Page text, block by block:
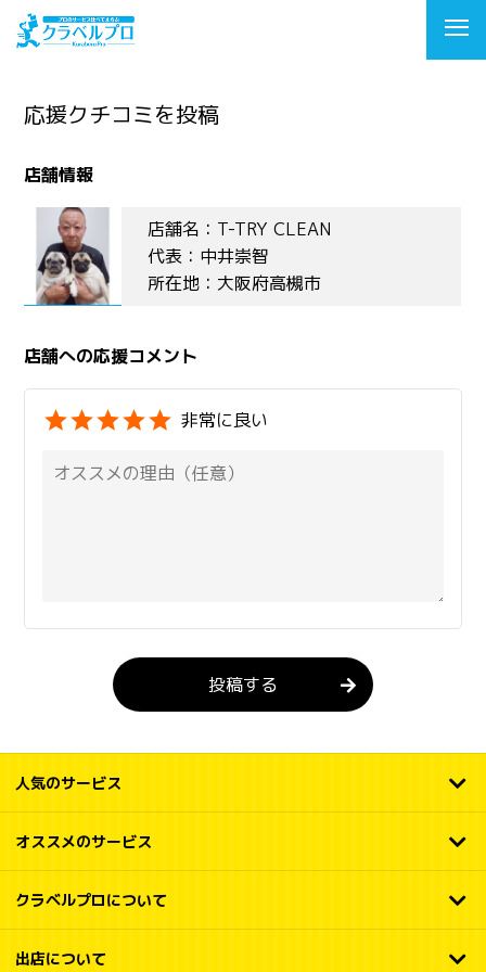
応援クチコミを投稿
店舗情報
店舗名：T-TRY CLEAN
代表：中井崇智
所在地：大阪府高槻市
店舗への応援コメント
非常に良い
投稿する
人気のサービス
オススメのサービス
クラベルプロについて
出店について